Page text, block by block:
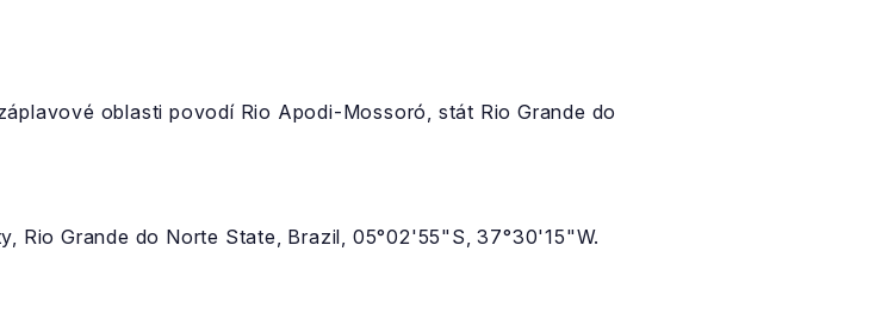
oblasti povodí Rio Apodi-Mossoró, stát Rio Grande do
Rio Grande do Norte State, Brazil, 05°02'55"S, 37°30'15"W.